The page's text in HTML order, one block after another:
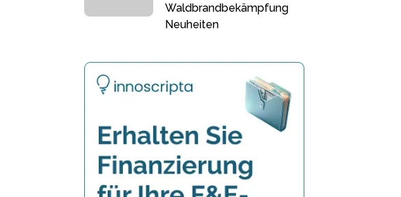
Waldbrandbekämpfung
Neuheiten